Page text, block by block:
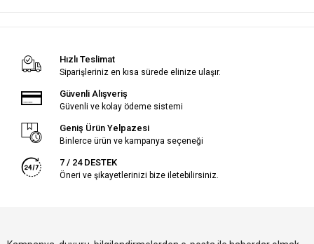
Hızlı Teslimat
Siparişleriniz en kısa sürede elinize ulaşır.
Güvenli Alışveriş
Güvenli ve kolay ödeme sistemi
Geniş Ürün Yelpazesi
Binlerce ürün ve kampanya seçeneği
7 / 24 DESTEK
Öneri ve şikayetlerinizi bize iletebilirsiniz.